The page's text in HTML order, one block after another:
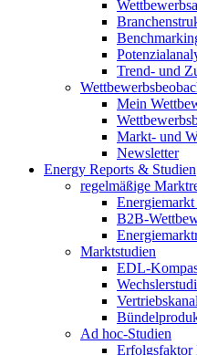
Trend- und
Mein
Markt- und
Newsletter
Energy Reports & Studien
regelmäßige
B2B-
Marktstudien
EDL-
Ad hoc-Studien
Erfolgsfaktor